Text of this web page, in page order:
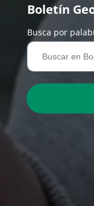
Boletín
Busca por